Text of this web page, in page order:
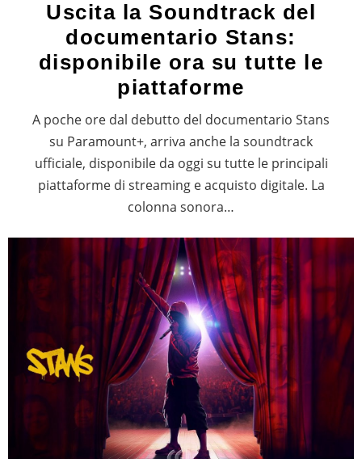
Uscita la Soundtrack del
documentario Stans:
disponibile ora su tutte le
piattaforme
A poche ore dal debutto del documentario Stans
su Paramount+, arriva anche la soundtrack
ufficiale, disponibile da oggi su tutte le principali
piattaforme di streaming e acquisto digitale. La
colonna sonora…